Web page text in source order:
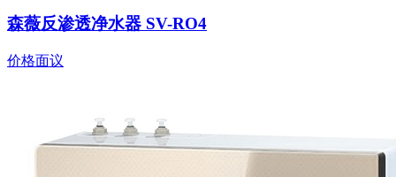
森薇反渗透净水器 SV-RO4
价格面议